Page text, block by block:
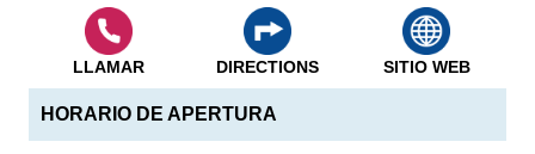
HORARIO DE APERTURA
LLAMAR DIRECTIONS SITIO WEB